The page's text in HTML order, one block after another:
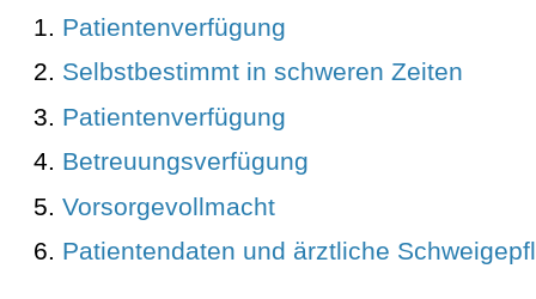
Patientenverfügung
Selbstbestimmt in schweren Zeiten
Patientenverfügung
Betreuungsverfügung
Vorsorgevollmacht
Patientendaten und ärztliche